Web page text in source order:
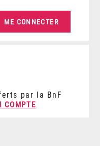
par la BnF
COMPTE